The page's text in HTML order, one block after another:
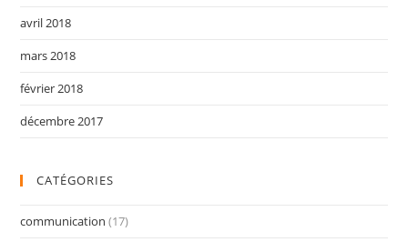
avril 2018
mars 2018
février 2018
décembre 2017
CATÉGORIES
communication (17)